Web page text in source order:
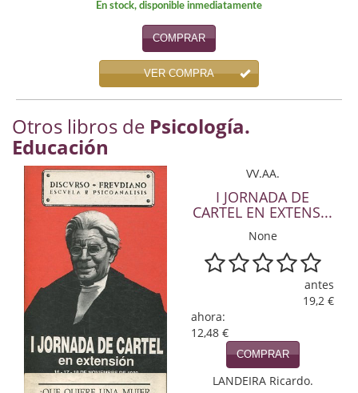
Divulgación científica
Economía
Enciclopedias
Ensayo
Ensayo literario
Filosofía
Física y Química
Física y química
Guerra Civil Española
En stock, disponible inmediatamente
COMPRAR
VER COMPRA
Otros libros de Psicología.
Educación
VV.AA.
I JORNADA DE
CARTEL EN EXTENS...
None
antes
19,2 €
ahora:
12,48 €
COMPRAR
LANDEIRA Ricardo.